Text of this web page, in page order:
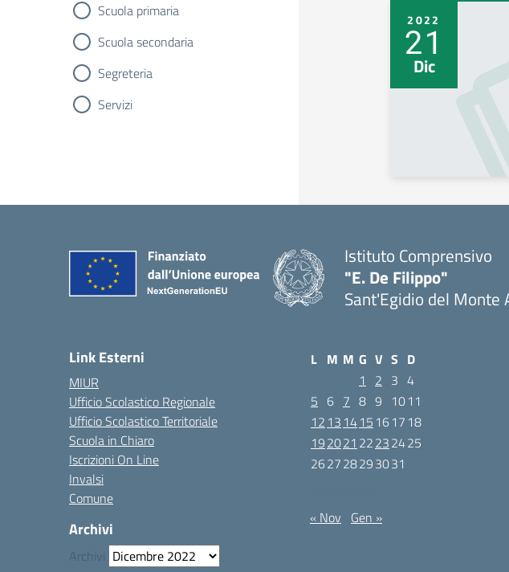
Scuola primaria
Scuola secondaria
Segreteria
Servizi
2022
21
Dic
Istituto Comprensivo
"E. De Filippo"
Sant'Egidio del Monte
Link Esterni
MIUR
Ufficio Scolastico Regionale
Ufficio Scolastico Territoriale
Scuola in Chiaro
Iscrizioni On Line
Invalsi
Comune
Archivi
Archivi
L M M G V S D
1
2 3 4
5 6 7 8 9 1011
12 13 1415 1617 18
192021 22232425
262728293031
« Nov Gen »